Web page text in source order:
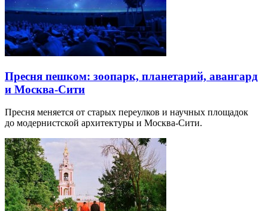
Пресня пешком: зоопарк, планетарий, авангард
и Москва-Сити
Пресня меняется от старых переулков и научных площадок
до модернистской архитектуры и Москва-Сити.